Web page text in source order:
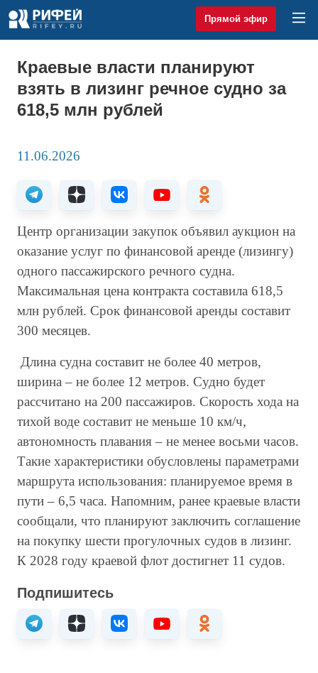
Прямой эфир
Краевые власти планируют
взять в лизинг речное судно за
618,5 млн рублей
11.06.2026
Центр организации закупок объявил аукцион на
оказание услуг по финансовой аренде (лизингу)
одного пассажирского речного судна.
Максимальная цена контракта составила 618,5
млн рублей. Срок финансовой аренды составит
300 месяцев.
Длина судна составит не более 40 метров,
ширина – не более 12 метров. Судно будет
рассчитано на 200 пассажиров. Скорость хода на
тихой воде составит не меньше 10 км/ч,
автономность плавания – не менее восьми часов.
Такие характеристики обусловлены параметрами
маршрута использования: планируемое время в
пути – 6,5 часа. Напомним, ранее краевые власти
сообщали, что планируют заключить соглашение
на покупку шести прогулочных судов в лизинг.
К 2028 году краевой флот достигнет 11 судов.
Подпишитесь